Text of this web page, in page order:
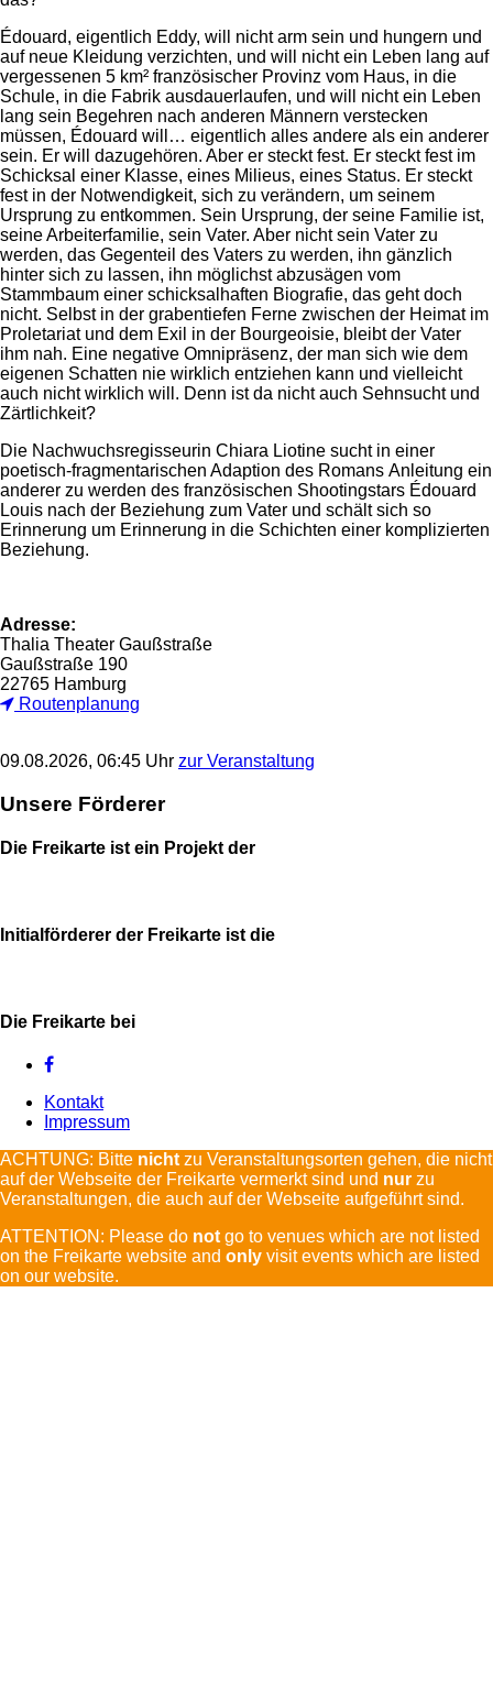
Édouard, eigentlich Eddy, will nicht arm sein und hungern und
auf neue Kleidung verzichten, und will nicht ein Leben lang auf
vergessenen 5 km² französischer Provinz vom Haus, in die
Schule, in die Fabrik ausdauerlaufen, und will nicht ein Leben
lang sein Begehren nach anderen Männern verstecken
müssen, Édouard will… eigentlich alles andere als ein anderer
sein. Er will dazugehören. Aber er steckt fest. Er steckt fest im
Schicksal einer Klasse, eines Milieus, eines Status. Er steckt
fest in der Notwendigkeit, sich zu verändern, um seinem
Ursprung zu entkommen. Sein Ursprung, der seine Familie ist,
seine Arbeiterfamilie, sein Vater. Aber nicht sein Vater zu
werden, das Gegenteil des Vaters zu werden, ihn gänzlich
hinter sich zu lassen, ihn möglichst abzusägen vom
Stammbaum einer schicksalhaften Biografie, das geht doch
nicht. Selbst in der grabentiefen Ferne zwischen der Heimat im
Proletariat und dem Exil in der Bourgeoisie, bleibt der Vater
ihm nah. Eine negative Omnipräsenz, der man sich wie dem
eigenen Schatten nie wirklich entziehen kann und vielleicht
auch nicht wirklich will. Denn ist da nicht auch Sehnsucht und
Zärtlichkeit?
Die Nachwuchsregisseurin Chiara Liotine sucht in einer
poetisch-fragmentarischen Adaption des Romans Anleitung ein
anderer zu werden des französischen Shootingstars Édouard
Louis nach der Beziehung zum Vater und schält sich so
Erinnerung um Erinnerung in die Schichten einer komplizierten
Beziehung.
Adresse:
Thalia Theater Gaußstraße
Gaußstraße 190
22765 Hamburg
Routenplanung
09.08.2026, 06:45 Uhr zur Veranstaltung
Unsere Förderer
Die Freikarte ist ein Projekt der
Initialförderer der Freikarte ist die
Die Freikarte bei
Kontakt
Impressum
ACHTUNG: Bitte nicht zu Veranstaltungsorten gehen, die nicht
auf der Webseite der Freikarte vermerkt sind und nur zu
Veranstaltungen, die auch auf der Webseite aufgeführt sind.
ATTENTION: Please do not go to venues which are not listed
on the Freikarte website and only visit events which are listed
on our website.